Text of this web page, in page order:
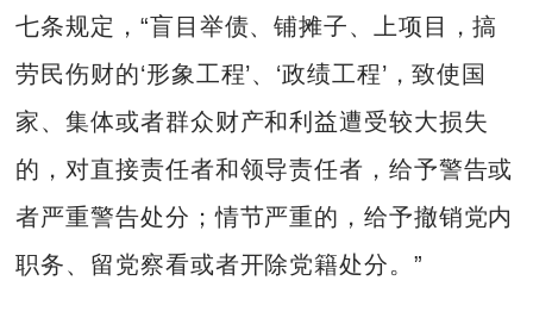
七条规定，“盲目举债、铺摊子、上项目，搞
劳民伤财的‘形象工程’、‘政绩工程’，致使国
家、集体或者群众财产和利益遭受较大损失
的，对直接责任者和领导责任者，给予警告或
者严重警告处分；情节严重的，给予撤销党内
职务、留党察看或者开除党籍处分。”